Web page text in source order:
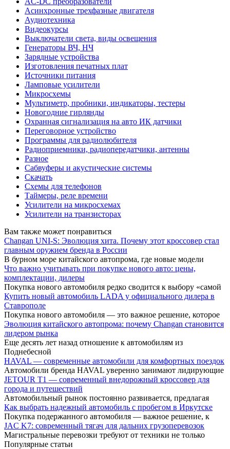
Асинхронные трехфазные двигателя
Аудиотехника
Видеокурсы
Выключатели света, виды освещения
Генераторы ВЧ, НЧ
Зарядные устройства
Изготовления печатных плат
Источники питания
Ламповые усилители
Микросхемы
Мультиметр, пробники, индикаторы, тестеры
Новогодние гирлянды
Охранная сигнализация на авто ИК датчики
Переговорное устройство
Программы для радиолюбителя
Радиоприемники, радиопередатчики, антенны
Разное
Сабвуферы и акустические системы
Скачать
Схемы для телефонов
Таймеры, реле времени
Усилители на микросхемах
Усилители на транзисторах
Вам также может понравиться
Changan UNI-S: Эволюция хита. Почему этот кроссовер стал
главным оружием бренда в России
В бурном море китайского автопрома, где новые модели
Что важно учитывать при покупке нового авто: цены,
комплектации, дилеры
Покупка нового автомобиля редко сводится к выбору «самой
Купить новый автомобиль LADA у официального дилера в
Ставрополе
Покупка нового автомобиля — это важное решение, которое
Эволюция китайского автопрома: почему Changan становится
лидером рынка
Еще десять лет назад отношение к автомобилям из
Поднебесной
HAVAL — современные автомобили для комфортных поездок
Автомобили бренда HAVAL уверенно занимают лидирующие
JETOUR T1 — современный внедорожный кроссовер для
города и путешествий
Автомобильный рынок постоянно развивается, предлагая
Как выбрать надежный автомобиль с пробегом в Иркутске
Покупка подержанного автомобиля — важное решение, к
JAC K7: современный тягач для дальних грузоперевозок
Магистральные перевозки требуют от техники не только
Популярные статьи